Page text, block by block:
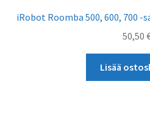
iRobot Roomba 500, 600, 700 -
50,50
Lisää